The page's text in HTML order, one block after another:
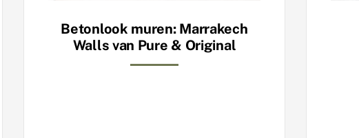
Betonlook muren: Marrakech
Walls van Pure & Original